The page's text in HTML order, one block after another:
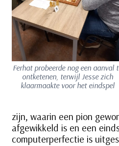
Ferhat probeerde nog een aanval
ontketenen, terwijl Jesse zich
klaarmaakte voor het eindspel
zijn, waarin een pion
afgewikkeld is en een
computerperfectie is